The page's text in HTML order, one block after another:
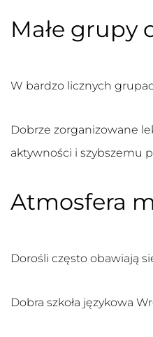
Małe grupy
W bardzo licznych
Dobrze zorganizowane
aktywności i szybszemu
Atmosfera
Dorośli często obawiają
Dobra szkoła językowa